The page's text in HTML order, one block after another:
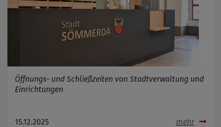
Öffnungs- und Schließzeiten von Stadtverwaltung und
Einrichtungen
15.12.2025 mehr